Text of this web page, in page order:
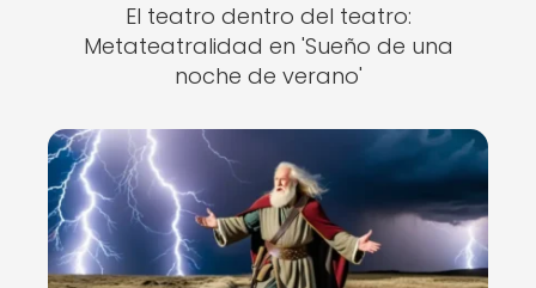
El teatro dentro del teatro:
Metateatralidad en 'Sueño de una
noche de verano'